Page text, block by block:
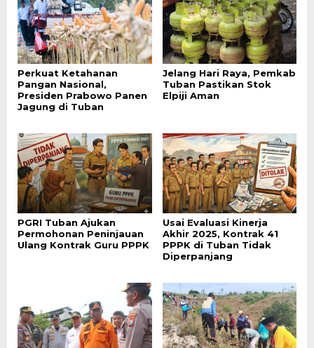
Perkuat Ketahanan
Pangan Nasional,
Presiden Prabowo Panen
Jagung di Tuban
Jelang Hari Raya, Pemkab
Tuban Pastikan Stok
Elpiji Aman
PGRI Tuban Ajukan
Permohonan Peninjauan
Ulang Kontrak Guru PPPK
Usai Evaluasi Kinerja
Akhir 2025, Kontrak 41
PPPK di Tuban Tidak
Diperpanjang